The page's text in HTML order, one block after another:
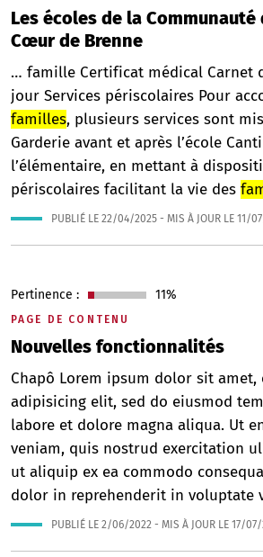
Les écoles de la Communauté
Cœur de Brenne
… famille Certificat médical Carnet
jour Services périscolaires Pour
familles, plusieurs services sont
Garderie avant et après l’école
l’élémentaire, en mettant à
périscolaires facilitant la vie des
PUBLIÉ LE 22/04/2025 - MIS À JOUR LE 11/
PAGE DE CONTENU
Nouvelles fonctionnalités
Pertinence : 11%
Chapô Lorem ipsum dolor sit amet,
adipisicing elit, sed do eiusmod
labore et dolore magna aliqua. Ut
veniam, quis nostrud exercitation
ut aliquip ex ea commodo
dolor in reprehenderit in voluptate
PUBLIÉ LE 2/06/2022 - MIS À JOUR LE 17/